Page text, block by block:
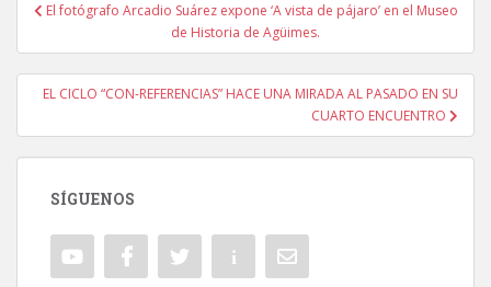
Navegación de entradas
El fotógrafo Arcadio Suárez expone ‘A vista de pájaro’ en el Museo
de Historia de Agüimes.
EL CICLO “CON-REFERENCIAS” HACE UNA MIRADA AL PASADO EN SU
CUARTO ENCUENTRO
SÍGUENOS